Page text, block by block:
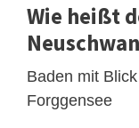
Wie heißt
Baden mit
Forggensee